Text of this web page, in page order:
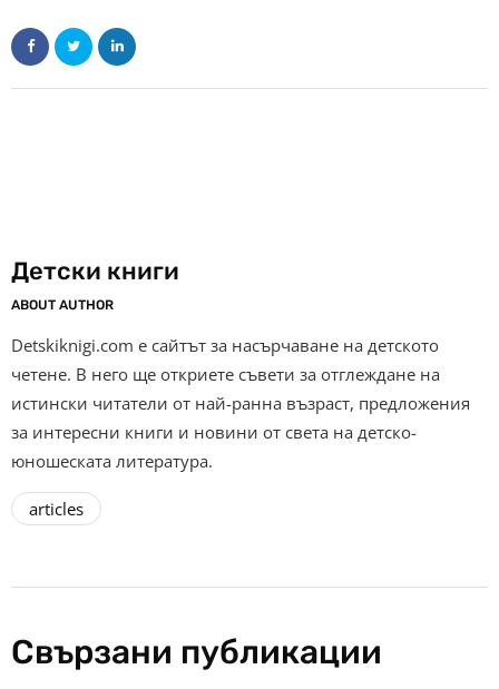
Детски книги
ABOUT AUTHOR
Detskiknigi.com е сайтът за насърчаване на детското
четене. В него ще откриете съвети за отглеждане на
истински читатели от най-ранна възраст, предложения
за интересни книги и новини от света на детско-
юношеската литература.
articles
Свързани публикации